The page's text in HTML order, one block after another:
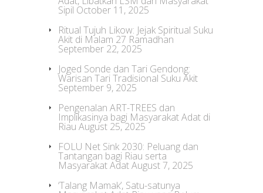
Sipil October 11, 2025
Ritual Tujuh Likow: Jejak Spiritual Suku
Akit di Malam 27 Ramadhan
September 22, 2025
Joged Sonde dan Tari Gendong:
Warisan Tari Tradisional Suku Akit
September 9, 2025
Pengenalan ART-TREES dan
Implikasinya bagi Masyarakat Adat di
Riau August 25, 2025
FOLU Net Sink 2030: Peluang dan
Tantangan bagi Riau serta
Masyarakat AdatAugust 7, 2025
‘Talang Mamak’, Satu-satunya